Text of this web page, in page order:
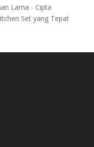
Lama - Cipta
Set yang Tepat